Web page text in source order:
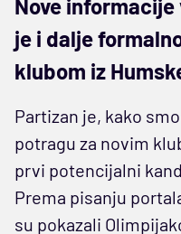
Nove informacije
je i dalje
klubom iz
Partizan je, kako
potragu za novim
prvi potencijalni
Prema pisanju
su pokazali